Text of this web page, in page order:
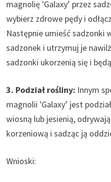
magnolię 'Galaxy’ przez
wybierz zdrowe pędy i
Następnie umieść sadzonki
sadzonek i utrzymuj je
sadzonki ukorzenią się i
3. Podział rośliny: Innym
magnolii 'Galaxy’ jest
wiosną lub jesienią,
korzeniową i sadząc ją
Wnioski: